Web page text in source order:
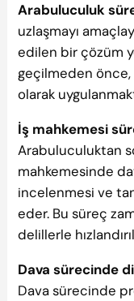
Arabuluculuk
uzlaşmayı
edilen bir çözüm
geçilmeden
olarak
İş mahkemesi
Arabuluculuktan
mahkemesinde
incelenmesi ve
eder. Bu süreç
delillerle
Dava sürecinde
Dava sürecinde